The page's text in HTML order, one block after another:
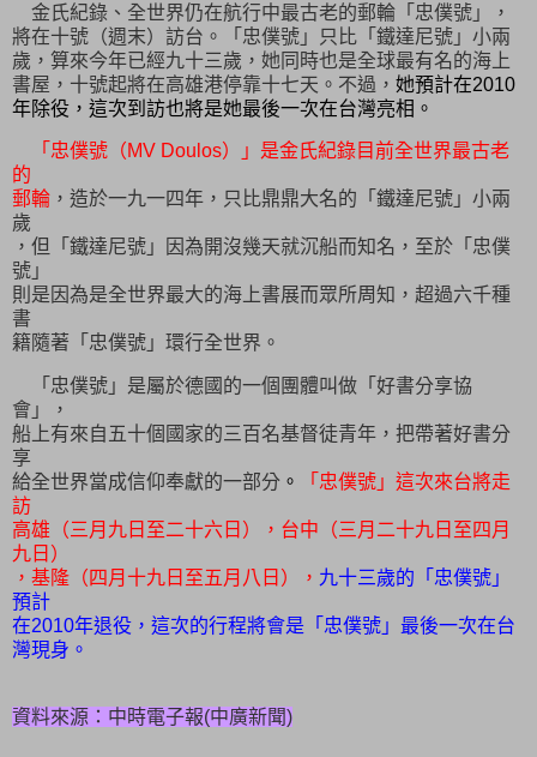
金氏紀錄、全世界仍在航行中最古老的郵輪「忠僕號」，
將在十號（週末）訪台。「忠僕號」只比「鐵達尼號」小兩
歲，算來今年已經九十三歲，她同時也是全球最有名的海上
書屋，十號起將在高雄港停靠十七天。不過， 她預計在2010
年除役，這次到訪也將是她最後一次在台灣亮相。
「忠僕號（MV Doulos）」是金氏紀錄目前全世界最古老
的
郵輪 ，造於一九一四年，只比鼎鼎大名的「鐵達尼號」小兩
歲
，但「鐵達尼號」因為開沒幾天就沉船而知名，至於「忠僕
號」
則是因為是全世界最大的海上書展而眾所周知，超過六千種
書
籍隨著「忠僕號」環行全世界。
「忠僕號」是屬於德國的一個團體叫做「好書分享協
會」，
船上有來自五十個國家的三百名基督徒青年，把帶著好書分
享
給全世界當成信仰奉獻的一部分 。
「忠僕號」這次來台將走
訪
高雄（三月九日至二十六日），台中（三月二十九日至四月
九日）
，基隆（四月十九日至五月八日）， 九十三歲的「忠僕號」
預計
在2010年退役，這次的行程將會是「忠僕號」最後一次在台
灣現身。
資料來源： 中時電子報(中廣新聞)